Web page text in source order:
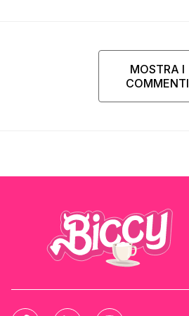
MOSTRA I
COMMENTI